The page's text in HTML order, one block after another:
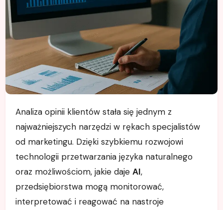
Analiza opinii klientów stała się jednym z
najważniejszych narzędzi w rękach specjalistów
od marketingu. Dzięki szybkiemu rozwojowi
technologii przetwarzania języka naturalnego
oraz możliwościom, jakie daje AI,
przedsiębiorstwa mogą monitorować,
interpretować i reagować na nastroje